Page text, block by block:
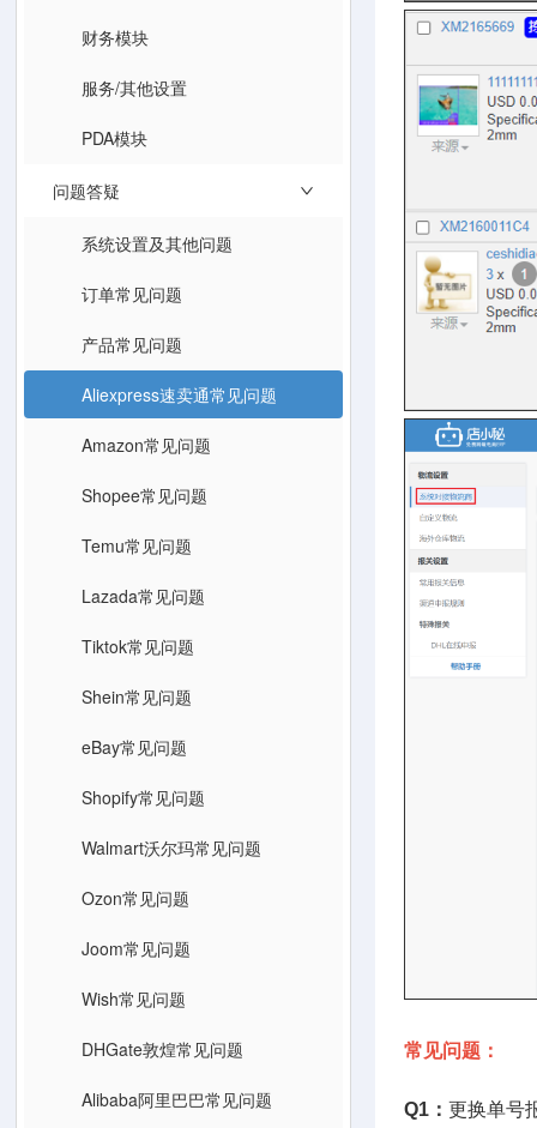
财务模块
服务/其他设置
PDA模块
问题答疑
系统设置及其他问题
订单常见问题
产品常见问题
Aliexpress速卖通常见问题
Amazon常见问题
Shopee常见问题
Temu常见问题
Lazada常见问题
Tiktok常见问题
Shein常见问题
eBay常见问题
Shopify常见问题
Walmart沃尔玛常见问题
Ozon常见问题
Joom常见问题
Wish常见问题
DHGate敦煌常见问题
Alibaba阿里巴巴常见问题
常见问题：
Q1： 更换单号